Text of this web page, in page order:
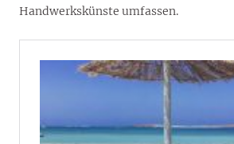
Handwerkskünste umfassen.